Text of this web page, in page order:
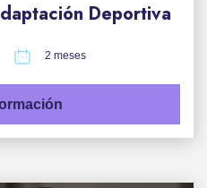
Deportiva
2 meses